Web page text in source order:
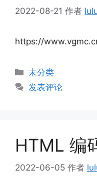
2022-08-21 作者
https://
分
类
未分类
发表评论
HTML 编
2022-06-05 作者